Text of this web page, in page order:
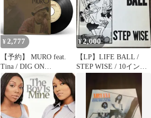
¥ 2,777
【予約】 MURO feat.
Tina / DIG ON
SUMMER [7inch] (8/21)
¥2,000
【LP】LIFE BALL /
STEP WISE / 10インチ